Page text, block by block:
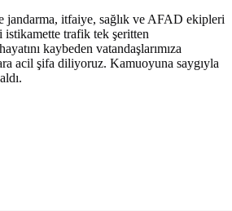
jandarma, itfaiye, sağlık ve AFAD ekipleri
trafik tek şeritten
kaybeden vatandaşlarımıza
acil şifa diliyoruz. Kamuoyuna saygıyla